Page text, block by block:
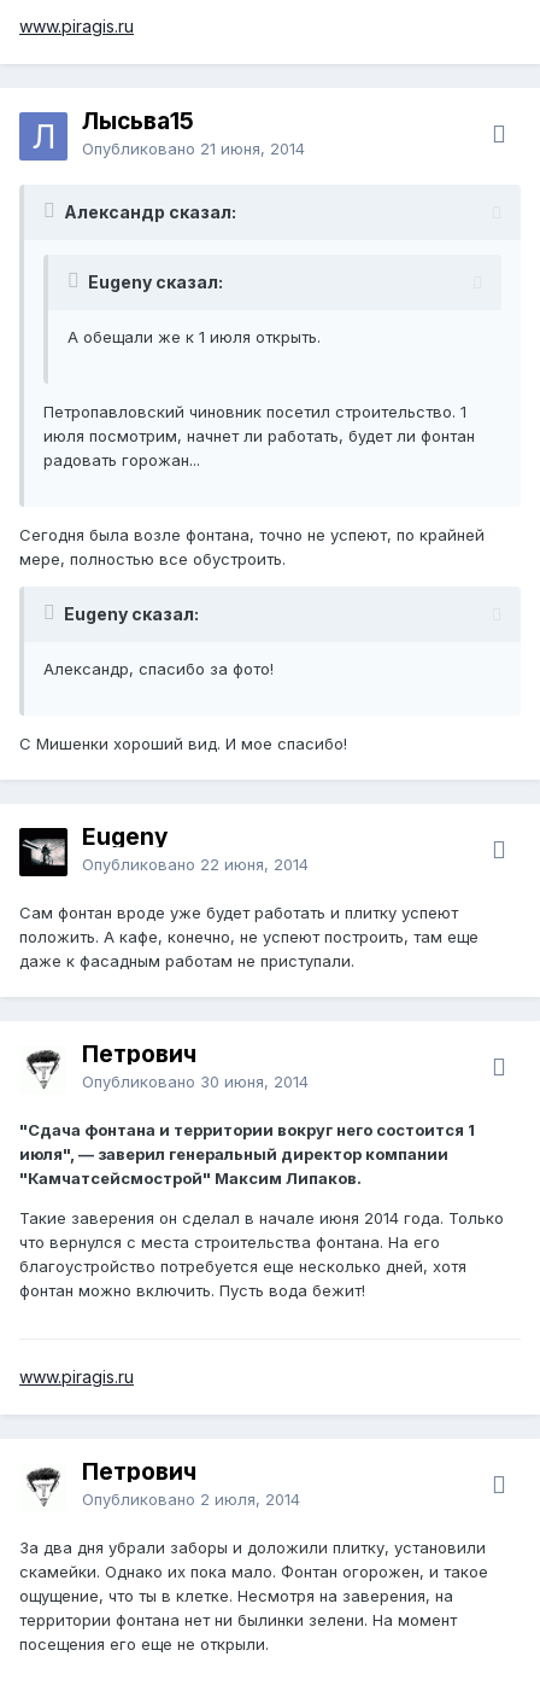
www.piragis.ru
Лысьва15
Опубликовано 21 июня, 2014
Александр сказал:
Eugeny сказал:
А обещали же к 1 июля открыть.
Петропавловский чиновник посетил строительство. 1
июля посмотрим, начнет ли работать, будет ли фонтан
радовать горожан...
Сегодня была возле фонтана, точно не успеют, по крайней
мере, полностью все обустроить.
Eugeny сказал:
Александр, спасибо за фото!
С Мишенки хороший вид. И мое спасибо!
Eugeny
Опубликовано 22 июня, 2014
Сам фонтан вроде уже будет работать и плитку успеют
положить. А кафе, конечно, не успеют построить, там еще
даже к фасадным работам не приступали.
Петрович
Опубликовано 30 июня, 2014
"Сдача фонтана и территории вокруг него состоится 1
июля", — заверил генеральный директор компании
"Камчатсейсмострой" Максим Липаков.
Такие заверения он сделал в начале июня 2014 года. Только
что вернулся с места строительства фонтана. На его
благоустройство потребуется еще несколько дней, хотя
фонтан можно включить. Пусть вода бежит!
www.piragis.ru
Петрович
Опубликовано 2 июля, 2014
За два дня убрали заборы и доложили плитку, установили
скамейки. Однако их пока мало. Фонтан огорожен, и такое
ощущение, что ты в клетке. Несмотря на заверения, на
территории фонтана нет ни былинки зелени. На момент
посещения его еще не открыли.